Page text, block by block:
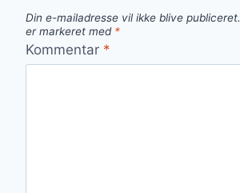
Din e-mailadresse vil ikke blive publiceret.
er markeret med *
Kommentar *